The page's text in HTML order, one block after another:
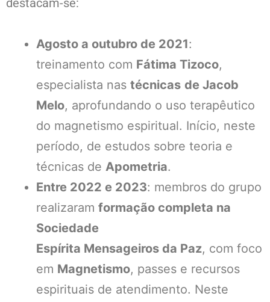
destacam-se:
Agosto a outubro de 2021:
treinamento com Fátima Tizoco,
especialista nas técnicas de Jacob
Melo, aprofundando o uso terapêutico
do magnetismo espiritual. Início, neste
período, de estudos sobre teoria e
técnicas de Apometria.
Entre 2022 e 2023: membros do grupo
realizaram formação completa na
Sociedade
Espírita Mensageiros da Paz, com foco
em Magnetismo, passes e recursos
espirituais de atendimento. Neste